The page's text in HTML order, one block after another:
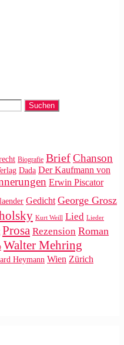
Biografie BriefChanson
Dada Der Kaufmann von
Erwin Piscator
Gedicht George Grosz
Kurt Weill Lied Lieder
Prosa Rezension Roman
Walter Mehring
Heymann Wien Zürich